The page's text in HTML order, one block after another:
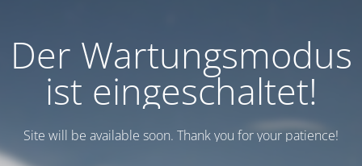
Der Wartungsmodus
ist eingeschaltet!
Site will be available soon. Thank you for your patience!